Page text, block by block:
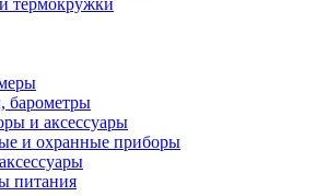
термокружки
барометры
и аксессуары
и охранные приборы
питания